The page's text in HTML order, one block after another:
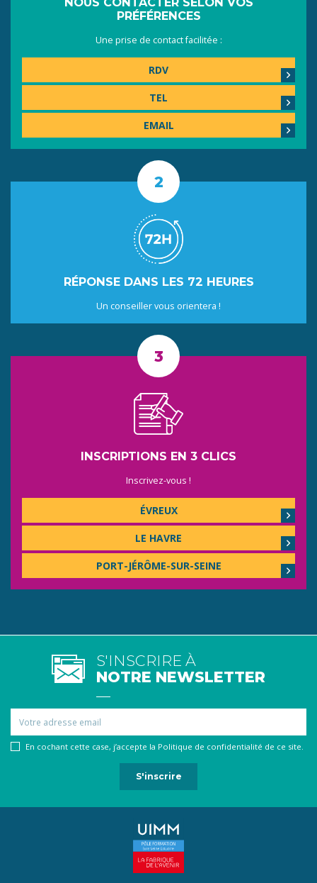
PRÉFÉRENCES
Une prise de contact facilitée :
RDV
TEL
EMAIL
RÉPONSE DANS LES 72 HEURES
Un conseiller vous orientera !
INSCRIPTIONS EN 3 CLICS
Inscrivez-vous !
ÉVREUX
LE HAVRE
PORT-JÉRÔME-SUR-SEINE
S'INSCRIRE À
NOTRE NEWSLETTER
En cochant cette case, j’accepte la Politique de confidentialité de ce site.